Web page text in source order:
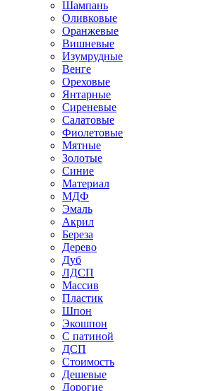
Шампань
Оливковые
Оранжевые
Вишневые
Изумрудные
Венге
Ореховые
Янтарные
Сиреневые
Салатовые
Фиолетовые
Мятные
Золотые
Синие
Материал
МДФ
Эмаль
Акрил
Береза
Дерево
Дуб
ЛДСП
Массив
Пластик
Шпон
Экошпон
С патиной
ДСП
Стоимость
Дешевые
Дорогие